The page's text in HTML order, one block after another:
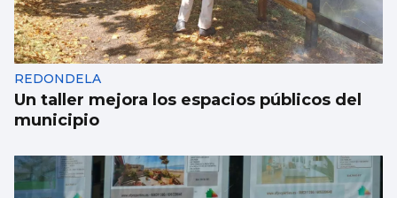
REDONDELA
Un taller mejora los espacios públicos del
municipio